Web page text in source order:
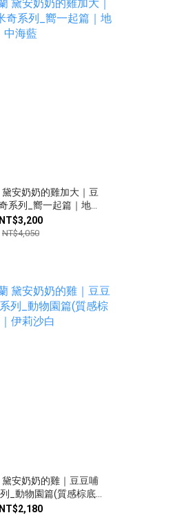
黛安奶奶的雞加大｜豆
系列_嚮一起篇｜地中
海藍
NT$3,200
NT$4,050
安奶奶的雞｜豆豆哺
_動物園篇(質感棕底)
｜伊莉沙白
NT$2,180